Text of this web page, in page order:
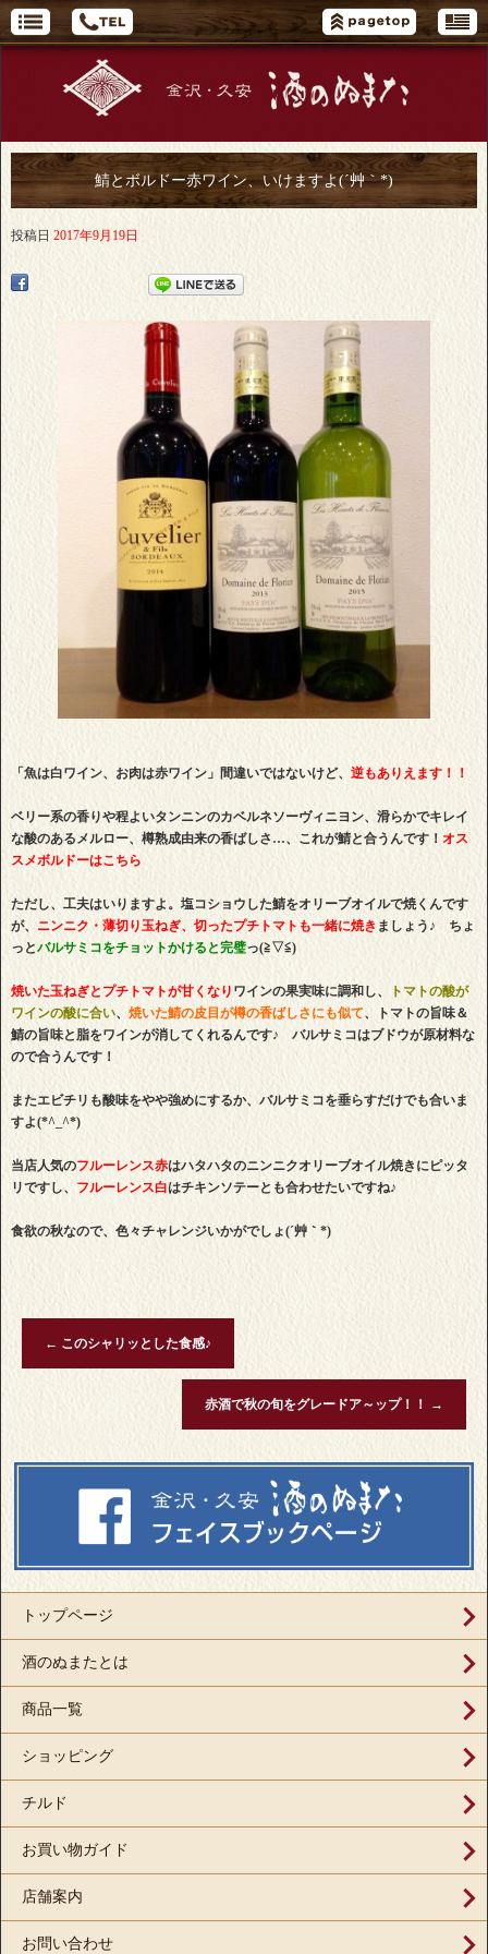
鯖とボルドー赤ワイン、いけますよ(´艸｀*)
投稿日 2017年9月19日
「魚は白ワイン、お肉は赤ワイン」間違いではないけど、 逆もありえます！！
ベリー系の香りや程よいタンニンのカベルネソーヴィニヨン、滑らかでキレイ
な酸のあるメルロー、樽熟成由来の香ばしさ…、これが鯖と合うんです！ オス
スメボルドーはこちら
ただし、工夫はいりますよ。塩コショウした鯖をオリーブオイルで焼くんです
が、 ニンニク・薄切り玉ねぎ、切ったプチトマトも一緒に焼き ましょう♪ ちょ
っとバルサミコをチョットかけると完璧っ(≧▽≦)
焼いた玉ねぎとプチトマトが甘くなり ワインの果実味に調和し、
トマトの酸が
ワインの酸に合い、 焼いた鯖の皮目が樽の香ばしさにも似て、トマトの旨味＆
鯖の旨味と脂をワインが消してくれるんです♪ バルサミコはブドウが原材料な
ので合うんです！
またエビチリも酸味をやや強めにするか、バルサミコを垂らすだけでも合いま
すよ(*^_^*)
当店人気のフルーレンス赤はハタハタのニンニクオリーブオイル焼きにピッタ
リですし、 フルーレンス白はチキンソテーとも合わせたいですね♪
食欲の秋なので、色々チャレンジいかがでしょ(´艸｀*)
← このシャリッとした食感♪
赤酒で秋の旬をグレードア～ップ！！ →
トップページ
酒のぬまたとは
商品一覧
ショッピング
チルド
お買い物ガイド
店舗案内
お問い合わせ